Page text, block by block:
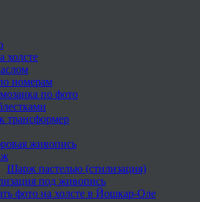
холсте
номерам
по фото
трансформер
живопись
Шарж пастелью (стилизация)
под живопись
фото на холсте в Йошкар-Оле